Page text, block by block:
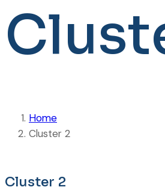
Home
Cluster 2
Cluster 2